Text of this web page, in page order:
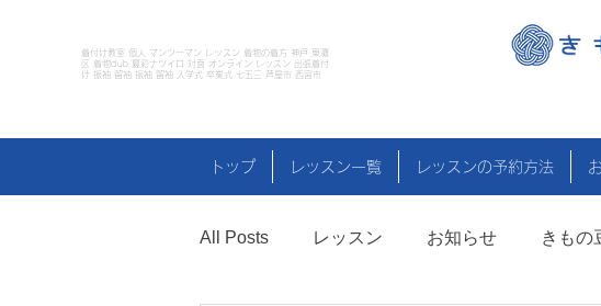
着付け教室 個人 マンツーマン レッスン 着物の着方 神戸 東灘
区 着物club 夏彩ナツイロ 対面 オンライン レッスン 出張着付
け 振袖 留袖 振袖 留袖 入学式 卒業式 七五三 芦屋市 西宮市
トップ レッスン一覧 レッスンの予約方法
All Posts レッスン お知らせ きもの